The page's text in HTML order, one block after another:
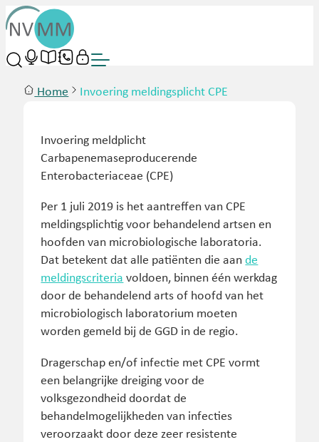
Home Invoering meldingsplicht CPE
Invoering meldplicht
Carbapenemaseproducerende
Enterobacteriaceae (CPE)
Per 1 juli 2019 is het aantreffen van CPE
meldingsplichtig voor behandelend artsen en
hoofden van microbiologische laboratoria.
Dat betekent dat alle patiënten die aande
meldingscriteria voldoen, binnen één werkdag
door de behandelend arts of hoofd van het
microbiologisch laboratorium moeten
worden gemeld bij de GGD in de regio.
Dragerschap en/of infectie met CPE vormt
een belangrijke dreiging voor de
volksgezondheid doordat de
behandelmogelijkheden van infecties
veroorzaakt door deze zeer resistente